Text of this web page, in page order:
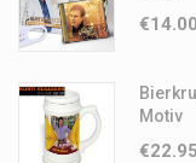
€14.00
Motiv
€22.95